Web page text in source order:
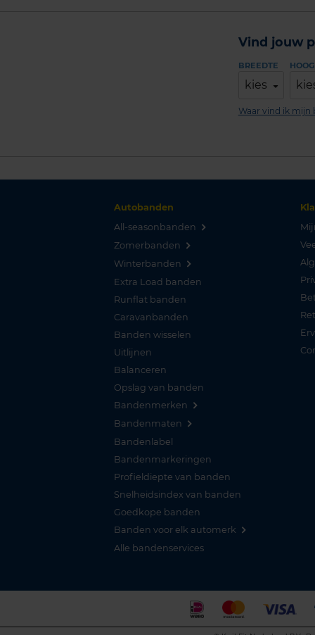
Vind jouw
BREEDTE
kies
Waar vind ik mijn
Autobanden
All-seasonbanden
Zomerbanden
Winterbanden
Extra Load banden
Runflat banden
Caravanbanden
Banden wisselen
Uitlijnen
Balanceren
Opslag van banden
Bandenmerken
Bandenmaten
Bandenlabel
Bandenmarkeringen
Profieldiepte van banden
Snelheidsindex van banden
Goedkope banden
Banden voor elk automerk
Alle bandenservices